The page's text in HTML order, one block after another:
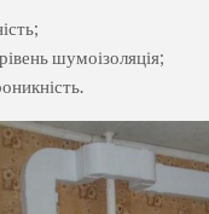
шумоізоляція;